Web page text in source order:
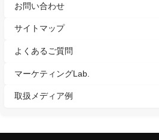
お問い合わせ
サイトマップ
よくあるご質問
マーケティングLab.
取扱メディア例